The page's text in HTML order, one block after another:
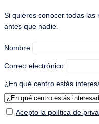
Si quieres conocer todas las
antes que nadie.
Nombre
Correo electrónico
¿En qué centro estás
Acepto la política de